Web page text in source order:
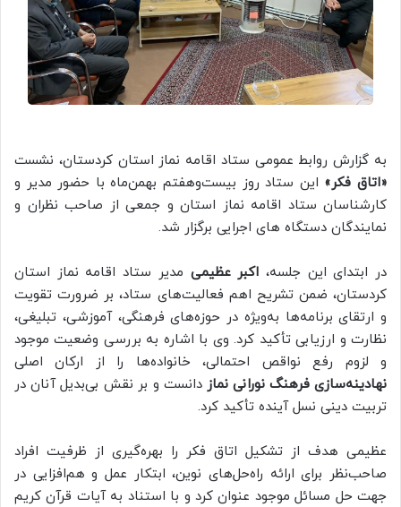
به گزارش روابط عمومی ستاد اقامه نماز استان کردستان، نشست
«اتاق فکر» این ستاد روز بیست‌وهفتم بهمن‌ماه با حضور مدیر و
کارشناسان ستاد اقامه نماز استان و جمعی از صاحب نظران و
نمایندگان دستگاه های اجرایی برگزار شد.
در ابتدای این جلسه، اکبر عظیمی مدیر ستاد اقامه نماز استان
کردستان، ضمن تشریح اهم فعالیت‌های ستاد، بر ضرورت تقویت
و ارتقای برنامه‌ها به‌ویژه در حوزه‌های فرهنگی، آموزشی، تبلیغی،
نظارت و ارزیابی تأکید کرد. وی با اشاره به بررسی وضعیت موجود
و لزوم رفع نواقص احتمالی، خانواده‌ها را از ارکان اصلی
نهادینه‌سازی فرهنگ نورانی نماز دانست و بر نقش بی‌بدیل آنان در
تربیت دینی نسل آینده تأکید کرد.
عظیمی هدف از تشکیل اتاق فکر را بهره‌گیری از ظرفیت افراد
صاحب‌نظر برای ارائه راه‌حل‌های نوین، ابتکار عمل و هم‌افزایی در
جهت حل مسائل موجود عنوان کرد و با استناد به آیات قرآن کریم